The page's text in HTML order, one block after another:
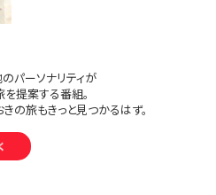
パーソナリティが
を提案する番組。
の旅もきっと見つかるはず。